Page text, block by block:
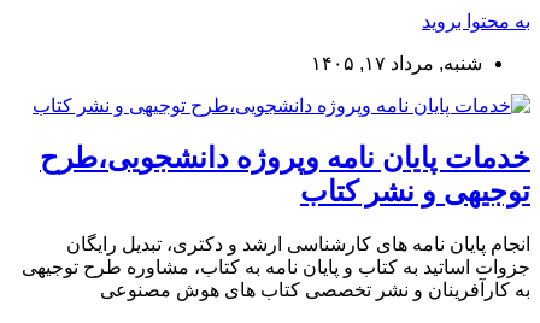
به محتوا بروید
شنبه, مرداد ۱۷, ۱۴۰۵
خدمات پایان نامه وپروژه دانشجویی،طرح
توجیهی و نشر کتاب
انجام پایان نامه های کارشناسی ارشد و دکتری، تبدیل رایگان
جزوات اساتید به کتاب و پایان نامه به کتاب، مشاوره طرح توجیهی
به کارآفرینان و نشر تخصصی کتاب های هوش مصنوعی